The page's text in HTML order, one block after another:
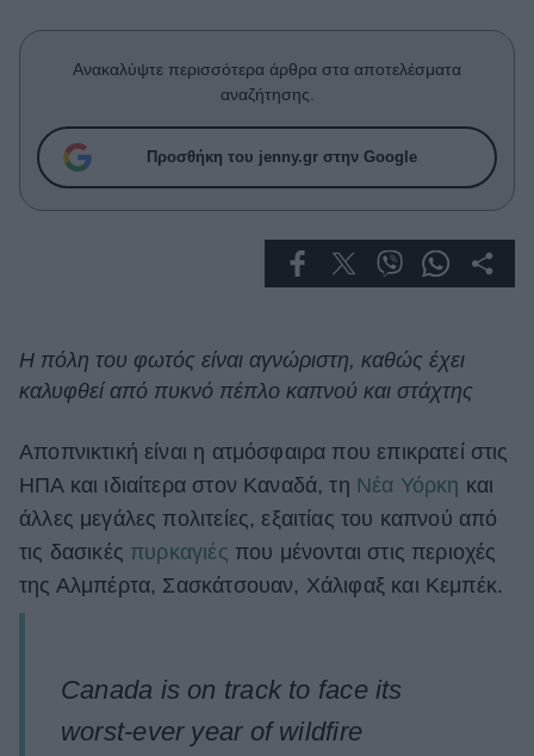
True Stories
Ask the Guru
Ζώδια
Green
ΒΟΞ
Χωρίς Ταμπέλες
Women's Forum
Ανακαλύψτε περισσότερα άρθρα στα αποτελέσματα
αναζήτησης.
Προσθήκη του jenny.gr στην Google
Η πόλη του φωτός είναι αγνώριστη, καθώς έχει
καλυφθεί από πυκνό πέπλο καπνού και στάχτης
Αποπνικτική είναι η ατμόσφαιρα που επικρατεί στις
ΗΠΑ και ιδιαίτερα στον Καναδά, τη Νέα Υόρκη και
άλλες μεγάλες πολιτείες, εξαιτίας του καπνού από
τις δασικές πυρκαγιές που μένονται στις περιοχές
της Αλμπέρτα, Σασκάτσουαν, Χάλιφαξ και Κεμπέκ.
Canada is on track to face its
worst-ever year of wildfire